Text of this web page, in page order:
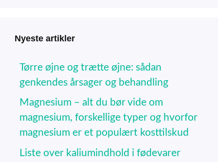
Nyeste artikler
Tørre øjne og trætte øjne: sådan
genkendes årsager og behandling
Magnesium – alt du bør vide om
magnesium, forskellige typer og hvorfor
magnesium er et populært kosttilskud
Liste over kaliumindhold i fødevarer